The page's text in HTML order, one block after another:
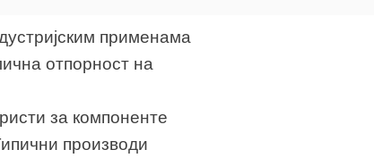
применама
отпорност на
за компоненте
производи